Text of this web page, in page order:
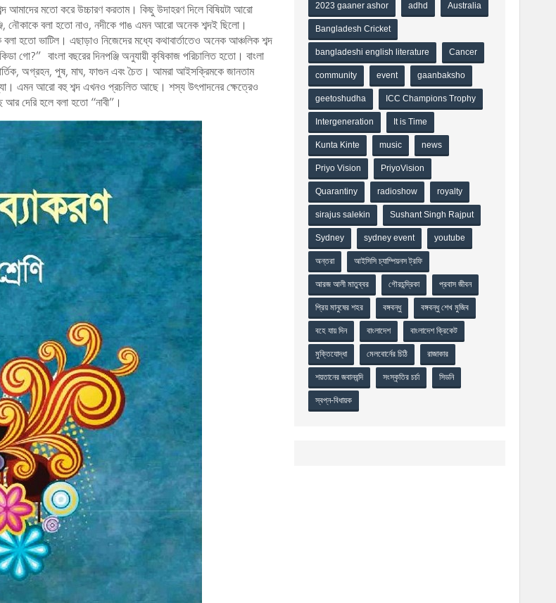
আমাদের মতো করে উচ্চারণ করতাম। কিছু উদাহরণ দিলে বিষিয়টা আরো
নৌকাকে বলা হতো নাও, নদীকে গাঙ এমন আরো অনেক শব্দই ছিলো।
হতো ভাটিল। এছাড়াও নিজেদের মধ্যে কথাবার্তাতেও অনেক আঞ্চলিক শব্দ
গো?” বাংলা বছরের দিনপঞ্জি অনুযায়ী কৃষিকাজ পরিচালিত হতো। বাংলা
অগ্রহন, পুষ, মাঘ, ফাগুন এবং চৈত। আমরা আইসক্রিমকে জানতাম
এমন আরো বহু শব্দ এখনও প্রচলিত আছে। শস্য উৎপাদনের ক্ষেত্রেও
দেরি হলে বলা হতো “নাবী”।
2023 gaaner ashor adhd Australia
Bangladesh Cricket
bangladeshi english literature Cancer
community event gaanbaksho
geetoshudha ICC Champions Trophy
Intergeneration It is Time
Kunta Kinte music news
Priyo Vision PriyoVision
Quarantiny radioshow royalty
sirajus salekin Sushant Singh Rajput
Sydney sydney event youtube
অন্তরা আইসিসি চ্যাম্পিয়নস ট্রফি
আরজ আলী মাতুব্বর গৌরচন্দ্রিকা প্রবাস জীবন
প্রিয় মানুষের শহর বঙ্গবন্ধু বঙ্গবন্ধু শেখ মুজিব
বহে যায় দিন বাংলাদেশ বাংলাদেশ ক্রিকেট
মুক্তিযোদ্ধা মেলবোর্নের চিঠি রাজাকার
শয়তানের জবানবন্দি সংস্কৃতির চর্চা সিডনি
স্বপ্ন-বিধায়ক